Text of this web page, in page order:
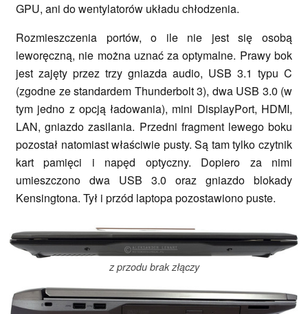
GPU, ani do wentylatorów układu chłodzenia.
Rozmieszczenia portów, o ile nie jest się osobą
leworęczną, nie można uznać za optymalne. Prawy bok
jest zajęty przez trzy gniazda audio, USB 3.1 typu C
(zgodne ze standardem Thunderbolt 3), dwa USB 3.0 (w
tym jedno z opcją ładowania), mini DisplayPort, HDMI,
LAN, gniazdo zasilania. Przedni fragment lewego boku
pozostał natomiast właściwie pusty. Są tam tylko czytnik
kart pamięci i napęd optyczny. Dopiero za nimi
umieszczono dwa USB 3.0 oraz gniazdo blokady
Kensingtona. Tył i przód laptopa pozostawiono puste.
z przodu brak złączy